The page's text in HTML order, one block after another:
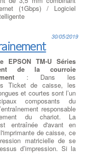
(1Gbps) / Logiciel
30/05/2019
EPSON TM-U Séries
de la courroie
: Dans les
Ticket de caisse, les
et courtes sont l’un
composants du
responsable
du chariot. La
entraînée d'avant en
de caisse, ce
matricielle de se
d’impression. Si la